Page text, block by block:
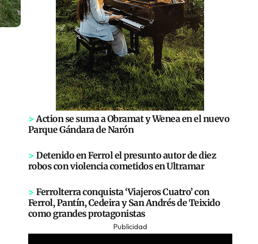
> Action se suma a Obramat y Wenea en el nuevo
Parque Gándara de Narón
> Detenido en Ferrol el presunto autor de diez
robos con violencia cometidos en Ultramar
> Ferrolterra conquista ‘Viajeros Cuatro’ con
Ferrol, Pantín, Cedeira y San Andrés de Teixido
como grandes protagonistas
Publicidad